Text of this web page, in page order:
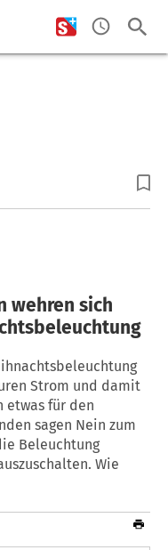
wehren sich
Strom und damit
etwas für den
sagen Nein zum
Beleuchtung
Wie